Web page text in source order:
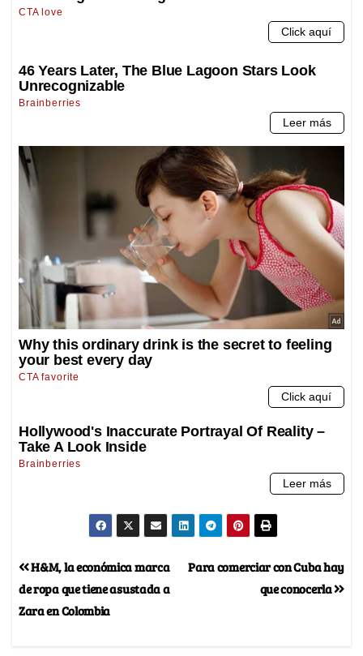
Para comerciar con Cuba hay
que conocerla
H&M, la económica marca
de ropa que tiene asustada a
Zara en Colombia